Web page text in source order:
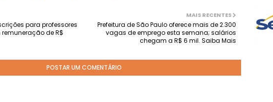
MAIS RECENTES
Prefeitura de São Paulo oferece mais de 2.300
vagas de emprego esta semana; salários
chegam a R$ 6 mil. Saiba Mais
para professores
de R$
POSTAR UM COMENTÁRIO